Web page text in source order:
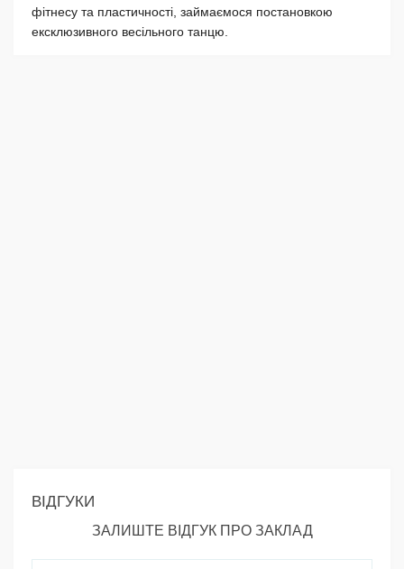
фітнесу та пластичності, займаємося постановкою
ексклюзивного весільного танцю.
ВІДГУКИ
ЗАЛИШТЕ ВІДГУК ПРО ЗАКЛАД